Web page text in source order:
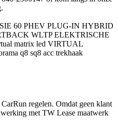
60 PHEV PLUG-IN HYBRID
WLTP ELEKTRISCHE
matrix led VIRTUAL
q8 sq8 acc trekhaak
regelen. Omdat geen klant
met TW Lease maatwerk